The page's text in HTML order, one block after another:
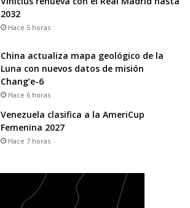
2032
Hace 5 horas
China actualiza mapa geológico de la
Luna con nuevos datos de misión
Chang’e-6
Hace 6 horas
Venezuela clasifica a la AmeriCup
Femenina 2027
Hace 7 horas